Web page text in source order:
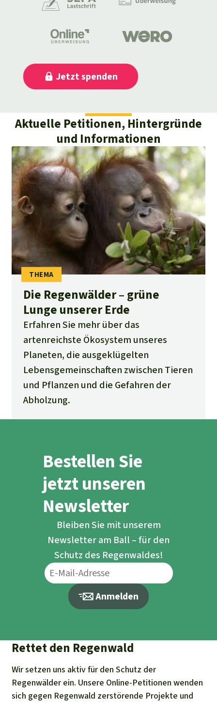
Aktuelle Petitionen, Hintergründe
und Informationen
Die Regenwälder – grüne
Lunge unserer Erde
Erfahren Sie mehr über das
artenreichste Ökosystem unseres
Planeten, die ausgeklügelten
Lebensgemeinschaften zwischen Tieren
und Pflanzen und die Gefahren der
Abholzung.
Bestellen Sie
jetzt unseren
Newsletter
Bleiben Sie mit unserem
Newsletter am Ball – für den
Schutz des Regenwaldes!
Anmelden
Rettet den Regenwald
Wir setzen uns aktiv für den Schutz der
Regenwälder ein. Unsere Online-Petitionen wenden
sich gegen Regenwald zerstörende Projekte und